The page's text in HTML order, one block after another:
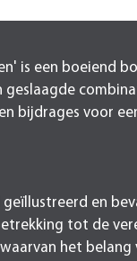
is een boeiend
bijdrages voor
en
tot de
het belang